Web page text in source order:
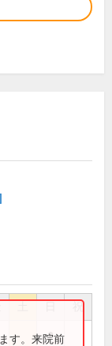
祝
●
す。来院前